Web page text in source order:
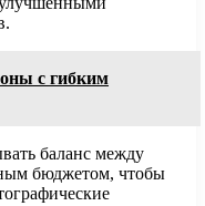
с гибким
баланс между
бюджетом, чтобы